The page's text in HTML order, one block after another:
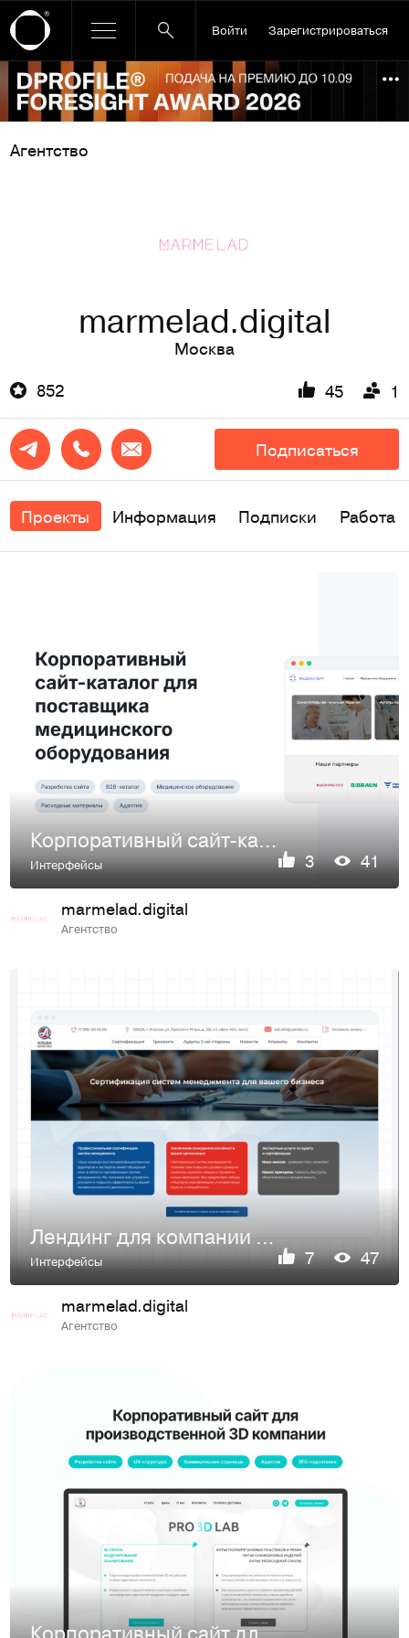
Войти Зарегистрироваться
Ссылка баннера
Агентство
marmelad.digital
Москва
852
45 1
Подписаться
Проекты Информация Подписки Работа
Корпоративный сайт-каталог для поставщика медицинского обор…
Интерфейсы 3 41
marmelad.digital
Агентство
Лендинг для компании в сфере сертификации и аудитов
Интерфейсы 7 47
marmelad.digital
Агентство